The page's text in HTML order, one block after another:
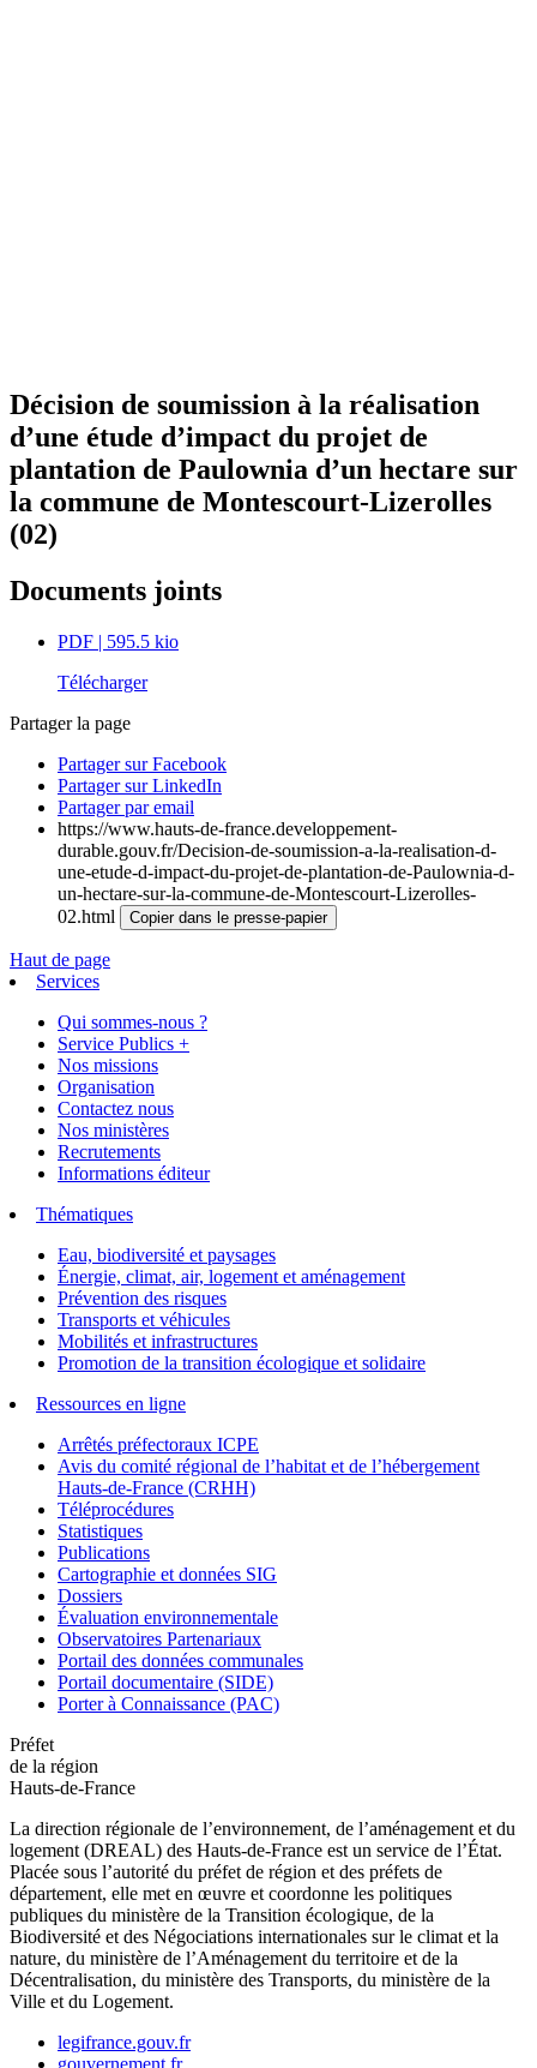
Décision de soumission à la réalisation
d’une étude d’impact du projet de
plantation de Paulownia d’un hectare sur
la commune de Montescourt-Lizerolles
(02)
Documents joints
PDF | 595.5 kio
Télécharger
Partager la page
Partager sur Facebook
Partager sur LinkedIn
Partager par email
https://www.hauts-de-france.developpement-
durable.gouv.fr/Decision-de-soumission-a-la-realisation-d-
une-etude-d-impact-du-projet-de-plantation-de-Paulownia-d-
un-hectare-sur-la-commune-de-Montescourt-Lizerolles-
02.html
Copier dans le presse-papier
Haut de page
Services
Qui sommes-nous ?
Service Publics +
Nos missions
Organisation
Contactez nous
Nos ministères
Recrutements
Informations éditeur
Thématiques
Eau, biodiversité et paysages
Énergie, climat, air, logement et aménagement
Prévention des risques
Transports et véhicules
Mobilités et infrastructures
Promotion de la transition écologique et solidaire
Ressources en ligne
Arrêtés préfectoraux ICPE
Avis du comité régional de l’habitat et de l’hébergement
Hauts-de-France (CRHH)
Téléprocédures
Statistiques
Publications
Cartographie et données SIG
Dossiers
Évaluation environnementale
Observatoires Partenariaux
Portail des données communales
Portail documentaire (SIDE)
Porter à Connaissance (PAC)
Préfet
de la région
Hauts-de-France
La direction régionale de l’environnement, de l’aménagement et du
logement (DREAL) des Hauts-de-France est un service de l’État.
Placée sous l’autorité du préfet de région et des préfets de
département, elle met en œuvre et coordonne les politiques
publiques du ministère de la Transition écologique, de la
Biodiversité et des Négociations internationales sur le climat et la
nature, du ministère de l’Aménagement du territoire et de la
Décentralisation, du ministère des Transports, du ministère de la
Ville et du Logement.
legifrance.gouv.fr
gouvernement.fr